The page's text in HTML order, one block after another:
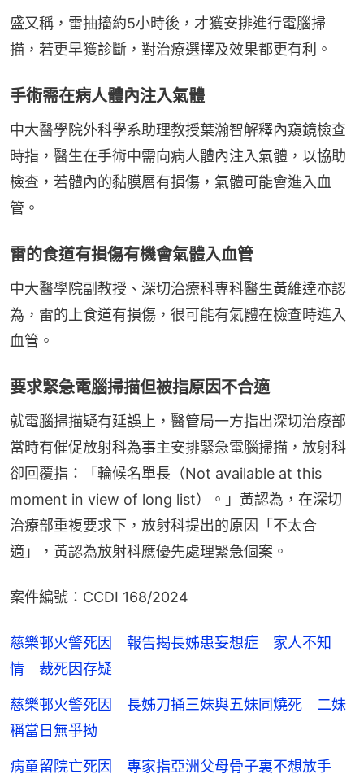
盛又稱，雷抽搐約5小時後，才獲安排進行電腦掃
描，若更早獲診斷，對治療選擇及效果都更有利。
手術需在病人體內注入氣體
中大醫學院外科學系助理教授葉瀚智解釋內窺鏡檢查
時指，醫生在手術中需向病人體內注入氣體，以協助
檢查，若體內的黏膜層有損傷，氣體可能會進入血
管。
雷的食道有損傷有機會氣體入血管
中大醫學院副教授、深切治療科專科醫生黃維達亦認
為，雷的上食道有損傷，很可能有氣體在檢查時進入
血管。
要求緊急電腦掃描但被指原因不合適
就電腦掃描疑有延誤上，醫管局一方指出深切治療部
當時有催促放射科為事主安排緊急電腦掃描，放射科
卻回覆指：「輪候名單長（Not available at this
moment in view of long list）。」黃認為，在深切
治療部重複要求下，放射科提出的原因「不太合
適」，黃認為放射科應優先處理緊急個案。
案件編號：CCDI 168/2024
慈樂邨火警死因 報告揭長姊患妄想症 家人不知
情 裁死因存疑
慈樂邨火警死因 長姊刀捅三妹與五妹同燒死 二妹
稱當日無爭拗
病童留院亡死因 專家指亞洲父母骨子裏不想放手